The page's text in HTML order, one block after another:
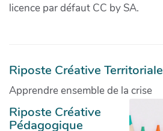
licence par défaut CC by SA.
Riposte Créative Territoriale
Apprendre ensemble de la crise
Riposte Créative
Pédagogique